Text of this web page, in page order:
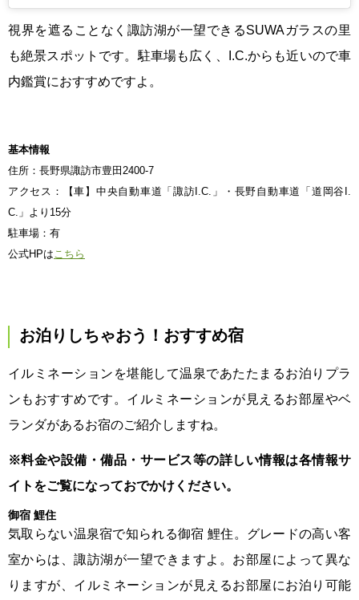
視界を遮ることなく諏訪湖が一望できるSUWAガラスの里
も絶景スポットです。駐車場も広く、I.C.からも近いので車
内鑑賞におすすめですよ。
基本情報
住所：長野県諏訪市豊田2400-7
アクセス：【車】中央自動車道「諏訪I.C.」・長野自動車道「道岡谷I.
C.」より15分
駐車場：有
公式HPは こちら
お泊りしちゃおう！おすすめ宿
イルミネーションを堪能して温泉であたたまるお泊りプラ
ンもおすすめです。イルミネーションが見えるお部屋やベ
ランダがあるお宿のご紹介しますね。
※料金や設備・備品・サービス等の詳しい情報は各情報サ
イトをご覧になっておでかけください。
御宿 鯉住
気取らない温泉宿で知られる御宿 鯉住。グレードの高い客
室からは、諏訪湖が一望できますよ。お部屋によって異な
りますが、イルミネーションが見えるお部屋にお泊り可能